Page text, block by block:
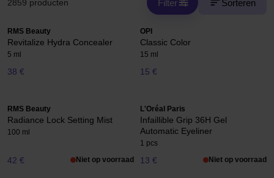
2859 producten Filter Sorteren
RMS Beauty
Revitalize Hydra Concealer
5 ml
38 €
OPI
Classic Color
15 ml
15 €
RMS Beauty
Radiance Lock Setting Mist
100 ml
42 € Niet op voorraad
L'Oréal Paris
Infaillible Grip 36H Gel
Automatic Eyeliner
1 pcs
13 € Niet op voorraad